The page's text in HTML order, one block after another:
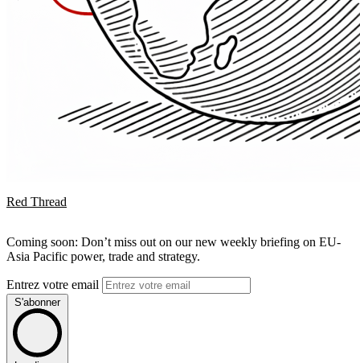
Red Thread
Coming soon: Don’t miss out on our new weekly briefing on EU-
Asia Pacific power, trade and strategy.
Entrez votre email
S'abonner